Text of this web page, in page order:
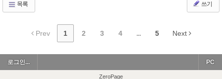
목록 쓰기
Prev 1 2 3 4 ... 5 Next
로그인... PC
ZeroPage